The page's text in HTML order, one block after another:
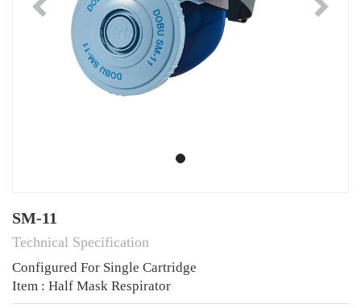
Previous
SM-11
Technical Specification
Configured For Single Cartridge
Item : Half Mask Respirator